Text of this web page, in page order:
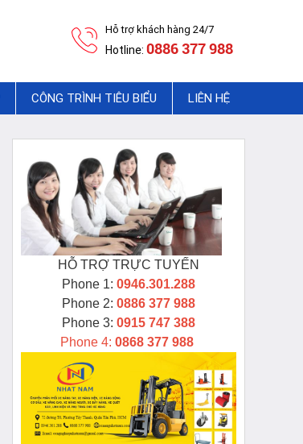
Hỗ trợ khách hàng 24/7
Hotline: 0886 377 988
CÔNG TRÌNH TIÊU BIỂU LIÊN HỆ
HỖ TRỢ TRỰC TUYẾN
Phone 1: 0946.301.288
Phone 2: 0886 377 988
Phone 3: 0915 747 388
Phone 4: 0868 377 988